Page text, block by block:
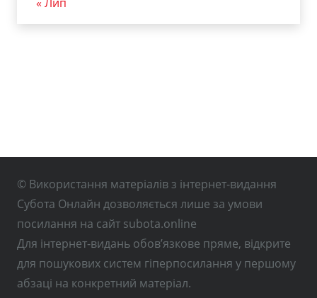
© Використання матеріалів з інтернет-видання
Субота Онлайн дозволяється лише за умови
посилання на сайт subota.online
Для інтернет-видань обов’язкове пряме, відкрите
для пошукових систем гіперпосилання у першому
абзаці на конкретний матеріал.